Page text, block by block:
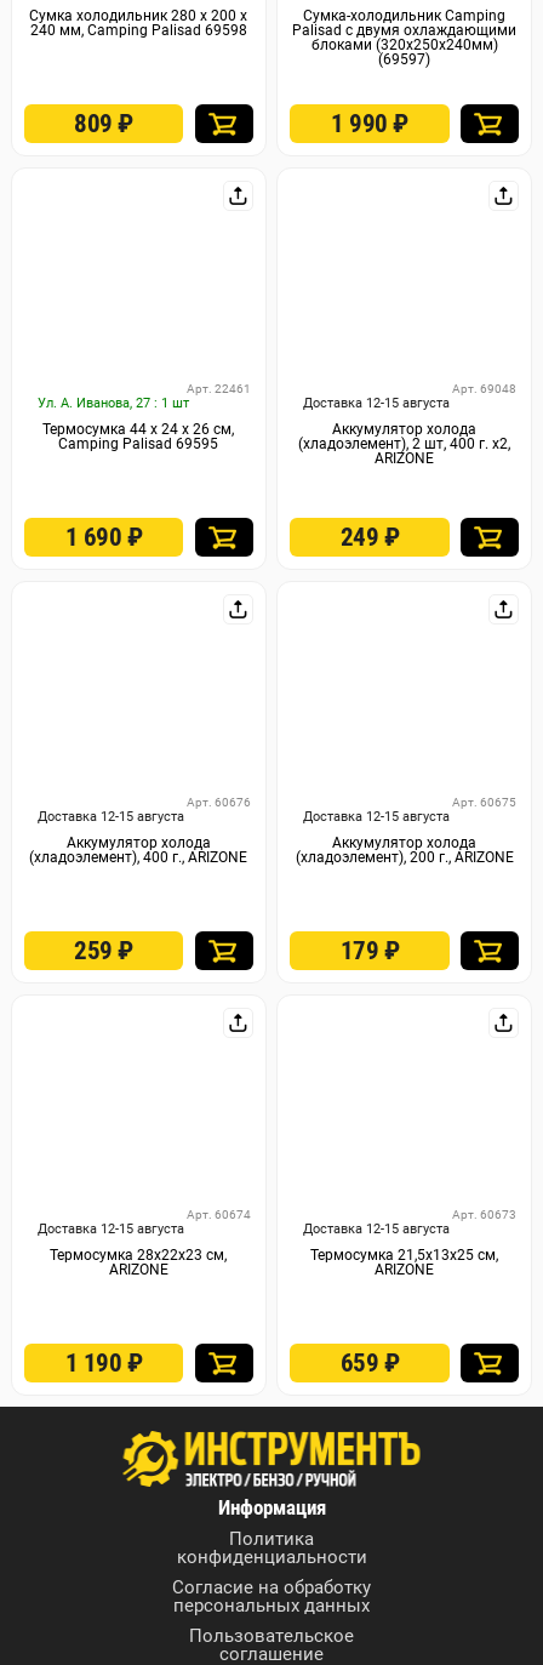
Сумка холодильник 280 х 200 х
240 мм, Camping Palisad 69598
809₽
Сумка-холодильник Camping
Palisad с двумя охлаждающими
блоками (320x250x240мм)
(69597)
1 990₽
Ул. А. Иванова, 27 : 1 шт
Арт. 22461
Термосумка 44 х 24 х 26 cм,
Camping Palisad 69595
1 690 ₽
Доставка 12-15 августа
Арт. 69048
Аккумулятор холода
(хладоэлемент), 2 шт, 400 г. х2,
ARIZONE
249 ₽
Доставка 12-15 августа
Арт. 60676
Аккумулятор холода
(хладоэлемент), 400 г., ARIZONE
259₽
Доставка 12-15 августа
Арт. 60675
Аккумулятор холода
(хладоэлемент), 200 г., ARIZONE
179 ₽
Доставка 12-15 августа
Арт. 60674
Термосумка 28х22х23 см,
ARIZONE
1 190 ₽
Доставка 12-15 августа
Арт. 60673
Термосумка 21,5х13х25 см,
ARIZONE
659 ₽
Информация
Политика
конфиденциальности
Согласие на обработку
персональных данных
Пользовательское
соглашение